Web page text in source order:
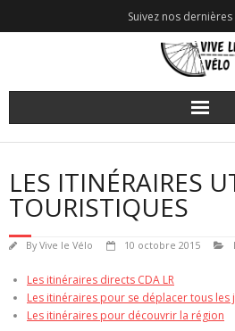
Suivez nos
LES ITINÉRAIRES
TOURISTIQUES
ByVive le Vélo 10 octobre 2015
Les itinéraires directs CDA LR
Les itinéraires pour se déplacer tous les
Les itinéraires pour découvrir la région